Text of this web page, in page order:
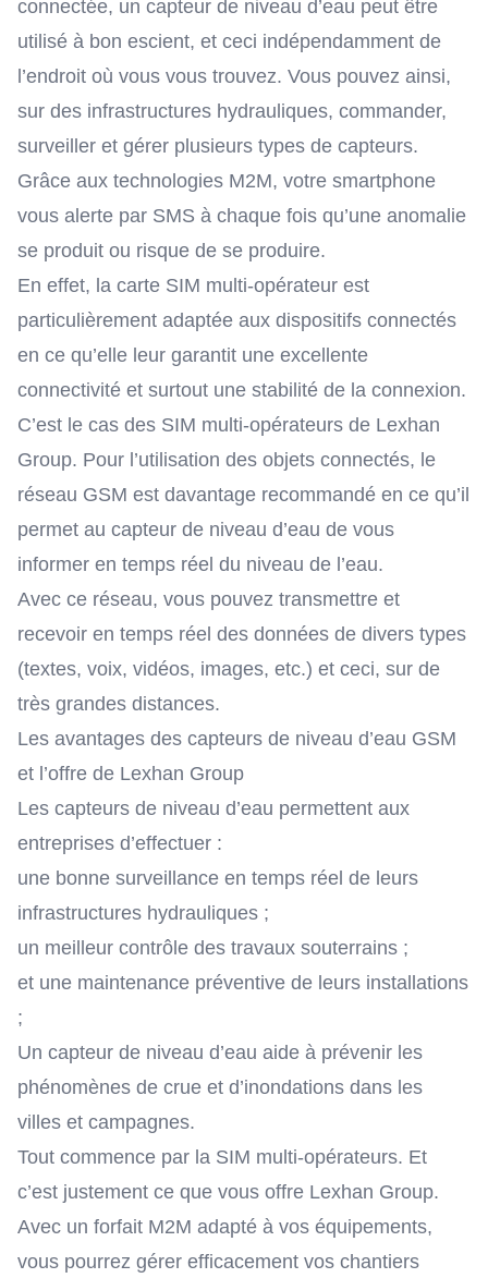
connectée, un capteur de niveau d’eau peut être
utilisé à bon escient, et ceci indépendamment de
l’endroit où vous vous trouvez. Vous pouvez ainsi,
sur des infrastructures hydrauliques, commander,
surveiller et gérer plusieurs types de capteurs.
Grâce aux technologies M2M, votre smartphone
vous alerte par SMS à chaque fois qu’une anomalie
se produit ou risque de se produire.
En effet, la carte SIM multi-opérateur est
particulièrement adaptée aux dispositifs connectés
en ce qu’elle leur garantit une excellente
connectivité et surtout une stabilité de la connexion.
C’est le cas des SIM multi-opérateurs de Lexhan
Group. Pour l’utilisation des objets connectés, le
réseau GSM est davantage recommandé en ce qu’il
permet au capteur de niveau d’eau de vous
informer en temps réel du niveau de l’eau.
Avec ce réseau, vous pouvez transmettre et
recevoir en temps réel des données de divers types
(textes, voix, vidéos, images, etc.) et ceci, sur de
très grandes distances.
Les avantages des capteurs de niveau d’eau GSM
et l’offre de Lexhan Group
Les capteurs de niveau d’eau permettent aux
entreprises d’effectuer :
une bonne surveillance en temps réel de leurs
infrastructures hydrauliques ;
un meilleur contrôle des travaux souterrains ;
et une maintenance préventive de leurs installations
;
Un capteur de niveau d’eau aide à prévenir les
phénomènes de crue et d’inondations dans les
villes et campagnes.
Tout commence par la SIM multi-opérateurs. Et
c’est justement ce que vous offre Lexhan Group.
Avec un forfait M2M adapté à vos équipements,
vous pourrez gérer efficacement vos chantiers